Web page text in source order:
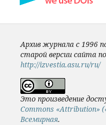
Архив журнала с 1996
старой версии сайта
http://izvestia.asu.ru/ru/
Это произведение
Commons «Attribution»
Всемирная.